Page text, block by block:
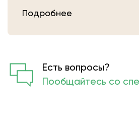
мастера выполнят срез
Подробнее
Есть вопросы?
Пообщайтесь со